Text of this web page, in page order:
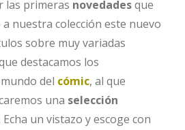
las primeras novedadesque
nuestra colección este nuevo
sobre muy variadas
destacamos los
del cómic, al que
una selección
Echa un vistazo y escoge con